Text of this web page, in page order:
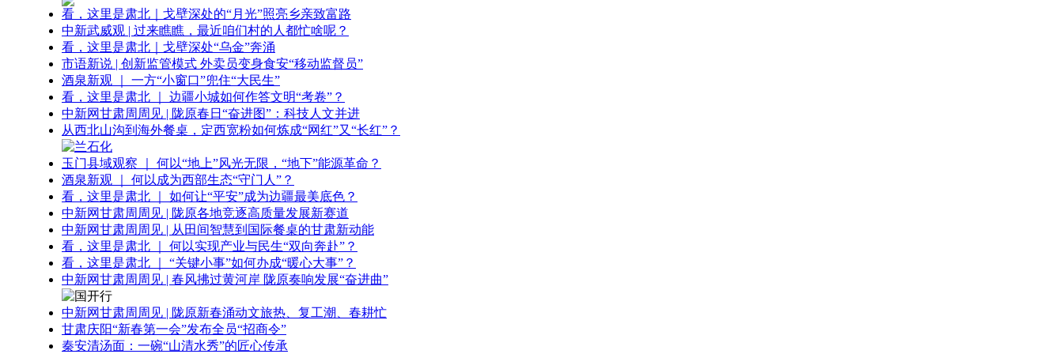
看，这里是肃北｜戈壁深处的“月光”照亮乡亲致富路
中新武威观 | 过来瞧瞧，最近咱们村的人都忙啥呢？
看，这里是肃北｜戈壁深处“乌金”奔涌
市语新说 | 创新监管模式 外卖员变身食安“移动监督员”
酒泉新观 ｜ 一方“小窗口”兜住“大民生”
看，这里是肃北 ｜ 边疆小城如何作答文明“考卷”？
中新网甘肃周周见 | 陇原春日“奋进图”：科技人文并进
从西北山沟到海外餐桌，定西宽粉如何炼成“网红”又“长红”？
玉门县域观察 ｜ 何以“地上”风光无限，“地下”能源革命？
酒泉新观 ｜ 何以成为西部生态“守门人”？
看，这里是肃北 ｜ 如何让“平安”成为边疆最美底色？
中新网甘肃周周见 | 陇原各地竞逐高质量发展新赛道
中新网甘肃周周见 | 从田间智慧到国际餐桌的甘肃新动能
看，这里是肃北 ｜ 何以实现产业与民生“双向奔赴”？
看，这里是肃北 ｜ “关键小事”如何办成“暖心大事”？
中新网甘肃周周见 | 春风拂过黄河岸 陇原奏响发展“奋进曲”
中新网甘肃周周见 | 陇原新春涌动文旅热、复工潮、春耕忙
甘肃庆阳“新春第一会”发布全员“招商令”
秦安清汤面：一碗“山清水秀”的匠心传承